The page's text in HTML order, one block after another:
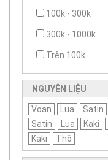
100k - 300k
300k - 1000k
Trên 100k
NGUYÊN LIỆU
Voan Lụa Satin
Satin
Lụa Kaki
Kaki
Thô